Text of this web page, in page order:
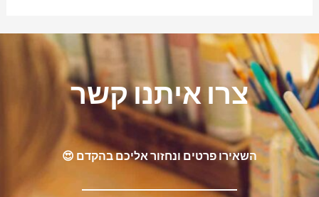
צרו איתנו קשר
השאירו פרטים ונחזור אליכם בהקדם 😍